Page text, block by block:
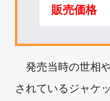
販売価格
発売当時の世相
されているジャケ